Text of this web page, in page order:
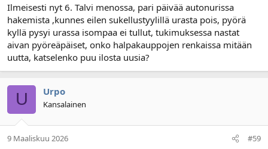
Ilmeisesti nyt 6. Talvi menossa, pari päivää autonurissa
hakemista ,kunnes eilen sukellustyylillä urasta pois, pyörä
kyllä pysyi urassa isompaa ei tullut, tukimuksessa nastat
aivan pyöreäpäiset, onko halpakauppojen renkaissa mitään
uutta, katselenko puu ilosta uusia?
U Urpo
Kansalainen
9 Maaliskuu 2026 #59